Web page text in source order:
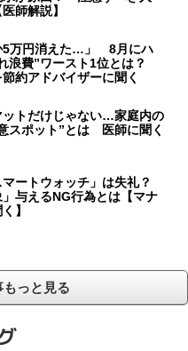
師解説】
5万円消えた…」 8月にハ
浪費”ワースト1位とは？
約アドバイザーに聞く
ットだけじゃない…家庭内の
スポット”とは 医師に聞く
マートウォッチ」は失礼？
与えるNG行為とは【マナ
】
っと見る